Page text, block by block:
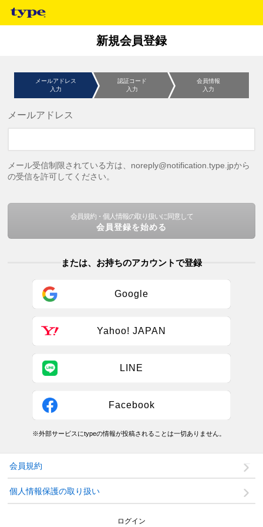
新規会員登録
メールアドレス
入力
認証コード
入力
会員情報
入力
メールアドレス
メール受信制限されている方は、noreply@notification.type.jpから
の受信を許可してください。
会員規約・個人情報の取り扱いに同意して
会員登録を始める
または、お持ちのアカウントで登録
Google
Yahoo! JAPAN
LINE
Facebook
※外部サービスにtypeの情報が投稿されることは一切ありません。
会員規約
個人情報保護の取り扱い
ログイン